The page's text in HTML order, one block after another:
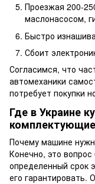
Проезжая 200-
маслонасосом,
Быстро
Сбоит
Согласимся, что
автомеханики
потребует покупки
Где в Украине
Почему машине
Конечно, это
определенный срок
его гарантировать.